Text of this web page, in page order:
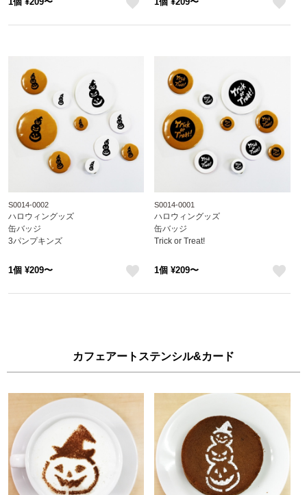
S0014-0002
ハロウィングッズ
缶バッジ
3パンプキンズ
1個 ¥209〜
S0014-0001
ハロウィングッズ
缶バッジ
Trick or Treat!
1個 ¥209〜
カフェアートステンシル&カード